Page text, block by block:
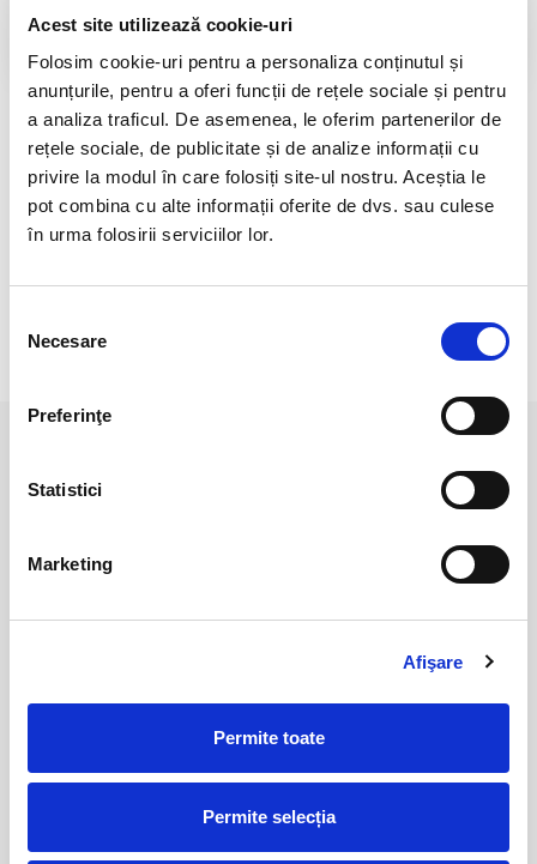
Acest site utilizează cookie-uri
Folosim cookie-uri pentru a personaliza conținutul și
anunțurile, pentru a oferi funcții de rețele sociale și pentru
a analiza traficul. De asemenea, le oferim partenerilor de
rețele sociale, de publicitate și de analize informații cu
privire la modul în care folosiți site-ul nostru. Aceștia le
pot combina cu alte informații oferite de dvs. sau culese
în urma folosirii serviciilor lor.
consimțământului
Necesare
Preferinţe
Statistici
Marketing
Afişare
Permite toate
Permite selecția
pentru toate produsele
DESCRIERE PRODUS
Bratara cu inchizatoare de argint
Dimensiune : 3,1 - 3,2 mm
rotund fatetat - 2,5 mm
- 2.5 mm